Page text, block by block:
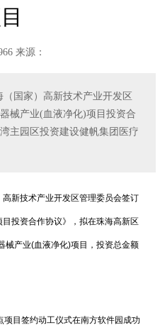
来源：
国家）高新技术产业开发区
械产业(血液净化)项目投资合
主园区投资建设健帆集团医疗
新技术产业开发区管理委员会签订
目投资合作协议》，拟在珠海高新区
械产业(血液净化)项目，投资总金额
目签约动工仪式在南方软件园成功